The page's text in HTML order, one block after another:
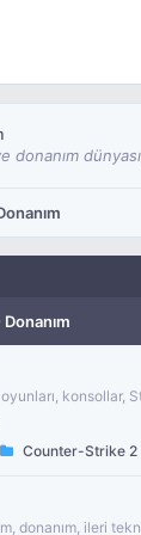
donanım
konsollar,
Counter-Strike 2
donanım, ileri